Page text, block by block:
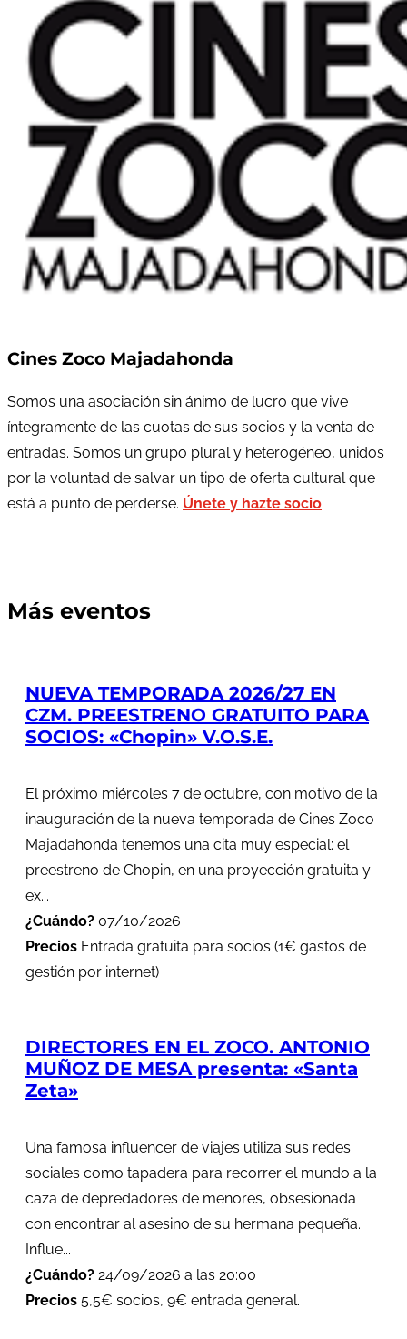
Cines Zoco Majadahonda
Somos una asociación sin ánimo de lucro que vive
íntegramente de las cuotas de sus socios y la venta de
entradas. Somos un grupo plural y heterogéneo, unidos
por la voluntad de salvar un tipo de oferta cultural que
está a punto de perderse. Únete y hazte socio.
Más eventos
NUEVA TEMPORADA 2026/27 EN
CZM. PREESTRENO GRATUITO PARA
SOCIOS: «Chopin» V.O.S.E.
El próximo miércoles 7 de octubre, con motivo de la
inauguración de la nueva temporada de Cines Zoco
Majadahonda tenemos una cita muy especial: el
preestreno de Chopin, en una proyección gratuita y
ex...
¿Cuándo? 07/10/2026
Precios Entrada gratuita para socios (1€ gastos de
gestión por internet)
DIRECTORES EN EL ZOCO. ANTONIO
MUÑOZ DE MESA presenta: «Santa
Zeta»
Una famosa influencer de viajes utiliza sus redes
sociales como tapadera para recorrer el mundo a la
caza de depredadores de menores, obsesionada
con encontrar al asesino de su hermana pequeña.
Influe...
¿Cuándo? 24/09/2026 a las 20:00
Precios 5,5€ socios, 9€ entrada general.